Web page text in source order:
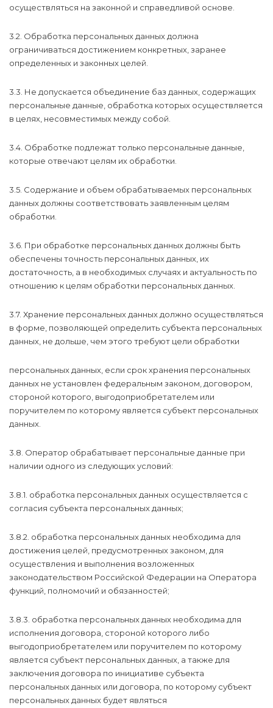
осуществляться на законной и справедливой основе.
3.2. Обработка персональных данных должна
ограничиваться достижением конкретных, заранее
определенных и законных целей.
3.3. Не допускается объединение баз данных, содержащих
персональные данные, обработка которых осуществляется
в целях, несовместимых между собой.
3.4. Обработке подлежат только персональные данные,
которые отвечают целям их обработки.
3.5. Содержание и объем обрабатываемых персональных
данных должны соответствовать заявленным целям
обработки.
3.6. При обработке персональных данных должны быть
обеспечены точность персональных данных, их
достаточность, а в необходимых случаях и актуальность по
отношению к целям обработки персональных данных.
3.7. Хранение персональных данных должно осуществляться
в форме, позволяющей определить субъекта персональных
данных, не дольше, чем этого требуют цели обработки
персональных данных, если срок хранения персональных
данных не установлен федеральным законом, договором,
стороной которого, выгодоприобретателем или
поручителем по которому является субъект персональных
данных.
3.8. Оператор обрабатывает персональные данные при
наличии одного из следующих условий:
3.8.1. обработка персональных данных осуществляется с
согласия субъекта персональных данных;
3.8.2. обработка персональных данных необходима для
достижения целей, предусмотренных законом, для
осуществления и выполнения возложенных
законодательством Российской Федерации на Оператора
функций, полномочий и обязанностей;
3.8.3. обработка персональных данных необходима для
исполнения договора, стороной которого либо
выгодоприобретателем или поручителем по которому
является субъект персональных данных, а также для
заключения договора по инициативе субъекта
персональных данных или договора, по которому субъект
персональных данных будет являться